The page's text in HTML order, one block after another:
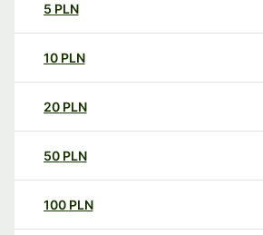
5 PLN
10 PLN
20 PLN
50 PLN
100 PLN